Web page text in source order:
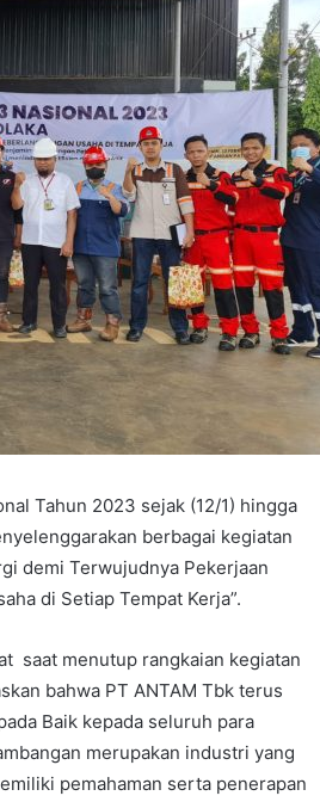
Tahun 2023 sejak (12/1) hingga
berbagai kegiatan
demi Terwujudnya Pekerjaan
di Setiap Tempat Kerja”.
saat menutup rangkaian kegiatan
bahwa PT ANTAM Tbk terus
Baik kepada seluruh para
merupakan industri yang
pemahaman serta penerapan